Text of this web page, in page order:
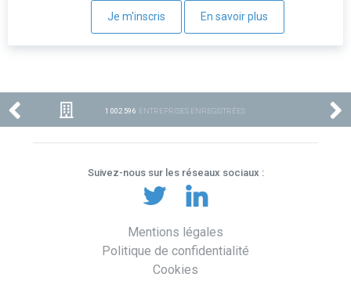
Je m'inscris En savoir plus
1 002 596 ENTREPRISES ENREGISTRÉES
Suivez-nous sur les réseaux sociaux :
Mentions légales
Politique de confidentialité
Cookies